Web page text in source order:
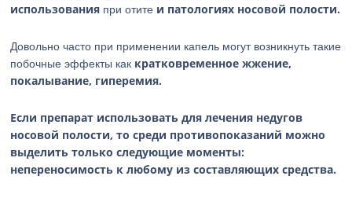
использования при отите и патологиях носовой полости.
Довольно часто при применении капель могут возникнуть такие
побочные эффекты как кратковременное жжение,
покалывание, гиперемия.
Если препарат использовать для лечения недугов
носовой полости, то среди противопоказаний можно
выделить только следующие моменты:
непереносимость к любому из составляющих средства.